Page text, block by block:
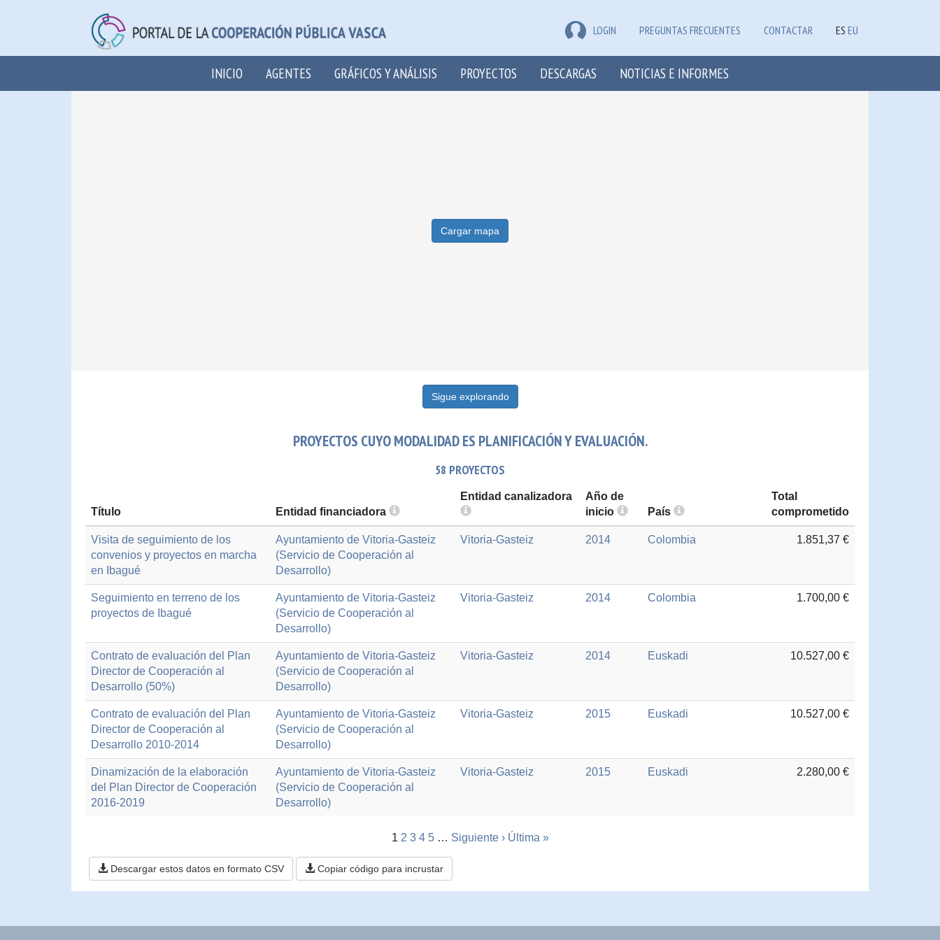
LOGIN PREGUNTAS FRECUENTES CONTACTAR ES EU
INICIO AGENTES GRÁFICOS Y ANÁLISIS PROYECTOS DESCARGAS NOTICIAS E INFORMES
Cargar mapa
Sigue explorando
PROYECTOS CUYO MODALIDAD ES PLANIFICACIÓN Y EVALUACIÓN.
58 PROYECTOS
Título Entidad financiadora
Entidad canalizadora
Año de
inicio
País
Total
comprometido
Visita de seguimiento de los
convenios y proyectos en marcha
en Ibagué
Ayuntamiento de Vitoria-Gasteiz
(Servicio de Cooperación al
Desarrollo)
Vitoria-Gasteiz 2014 Colombia 1.851,37 €
Seguimiento en terreno de los
proyectos de Ibagué
Ayuntamiento de Vitoria-Gasteiz
(Servicio de Cooperación al
Desarrollo)
Vitoria-Gasteiz 2014 Colombia 1.700,00 €
Contrato de evaluación del Plan
Director de Cooperación al
Desarrollo (50%)
Ayuntamiento de Vitoria-Gasteiz
(Servicio de Cooperación al
Desarrollo)
Vitoria-Gasteiz 2014 Euskadi 10.527,00 €
Contrato de evaluación del Plan
Director de Cooperación al
Desarrollo 2010-2014
Ayuntamiento de Vitoria-Gasteiz
(Servicio de Cooperación al
Desarrollo)
Vitoria-Gasteiz 2015 Euskadi 10.527,00 €
Dinamización de la elaboración
del Plan Director de Cooperación
2016-2019
Ayuntamiento de Vitoria-Gasteiz
(Servicio de Cooperación al
Desarrollo)
Vitoria-Gasteiz 2015 Euskadi 2.280,00 €
1 2 3 4 5 … Siguiente › Última »
Descargar estos datos en formato CSV Copiar código para incrustar